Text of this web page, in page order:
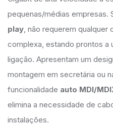
pequenas/médias empresas.
play, não requerem qualquer
complexa, estando prontos a
ligação. Apresentam um
montagem em secretária ou
funcionalidade auto MDI/
elimina a necessidade de
instalações.